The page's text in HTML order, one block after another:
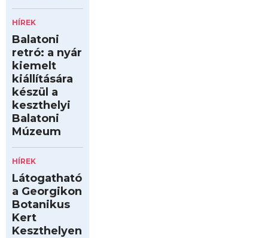
HÍREK
Balatoni
retró: a nyár
kiemelt
kiállítására
készül a
keszthelyi
Balatoni
Múzeum
HÍREK
Látogatható
a Georgikon
Botanikus
Kert
Keszthelyen